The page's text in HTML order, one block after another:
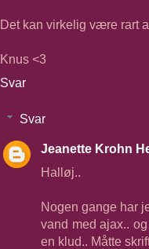
Det kan virkelig være rart
Knus <3
Svar
Svar
Jeanette Krohn
Halløj..
Nogen gange har
vand med ajax..
en klud.. Måtte